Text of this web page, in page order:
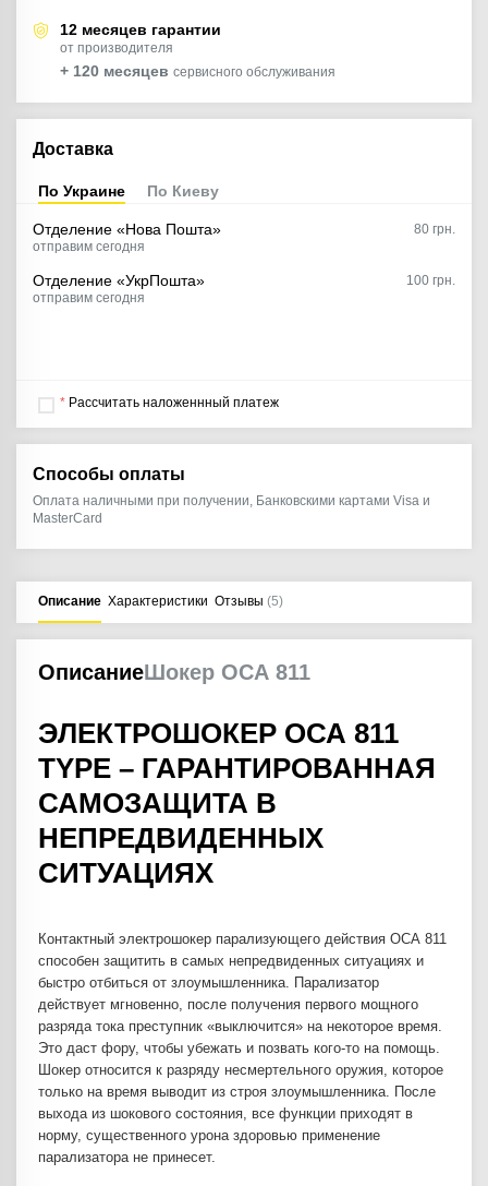
12 месяцев гарантии
от производителя
+ 120 месяцев сервисного обслуживания
Доставка
По Украине По Киеву
Отделение «Нова Пошта»
отправим сегодня
80 грн.
Отделение «УкрПошта»
отправим сегодня
100 грн.
* Рассчитать наложеннный платеж
Способы оплаты
Оплата наличными при получении, Банковскими картами Visa и
MasterCard
Описание Характеристики Отзывы (5)
ОписаниеШокер ОСА 811
ЭЛЕКТРОШОКЕР ОСА 811
TYPE – ГАРАНТИРОВАННАЯ
САМОЗАЩИТА В
НЕПРЕДВИДЕННЫХ
СИТУАЦИЯХ
Контактный электрошокер парализующего действия ОСА 811
способен защитить в самых непредвиденных ситуациях и
быстро отбиться от злоумышленника. Парализатор
действует мгновенно, после получения первого мощного
разряда тока преступник «выключится» на некоторое время.
Это даст фору, чтобы убежать и позвать кого-то на помощь.
Шокер относится к разряду несмертельного оружия, которое
только на время выводит из строя злоумышленника. После
выхода из шокового состояния, все функции приходят в
норму, существенного урона здоровью применение
парализатора не принесет.